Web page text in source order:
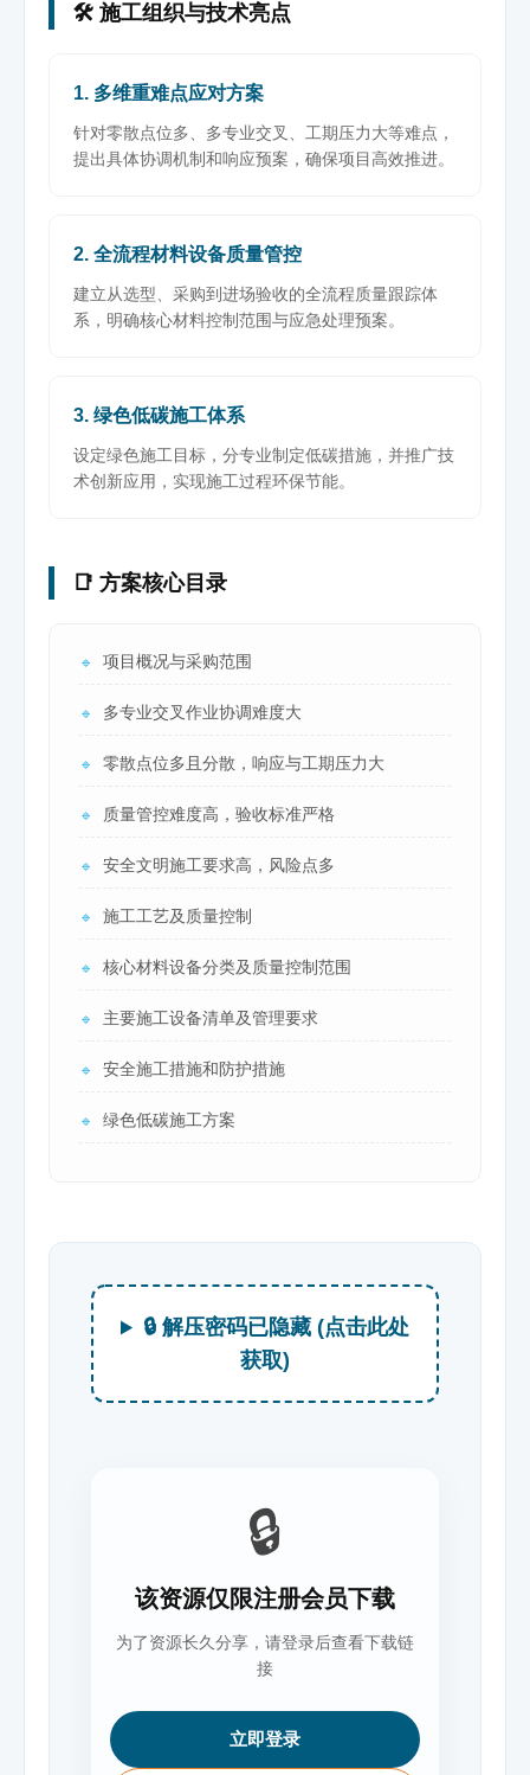
🛠️ 施工组织与技术亮点
1. 多维重难点应对方案
针对零散点位多、多专业交叉、工期压力大等难点，
提出具体协调机制和响应预案，确保项目高效推进。
2. 全流程材料设备质量管控
建立从选型、采购到进场验收的全流程质量跟踪体
系，明确核心材料控制范围与应急处理预案。
3. 绿色低碳施工体系
设定绿色施工目标，分专业制定低碳措施，并推广技
术创新应用，实现施工过程环保节能。
📑 方案核心目录
🔹 项目概况与采购范围
🔹 多专业交叉作业协调难度大
🔹 零散点位多且分散，响应与工期压力大
🔹 质量管控难度高，验收标准严格
🔹 安全文明施工要求高，风险点多
🔹 施工工艺及质量控制
🔹 核心材料设备分类及质量控制范围
🔹 主要施工设备清单及管理要求
🔹 安全施工措施和防护措施
🔹 绿色低碳施工方案
🔒 解压密码已隐藏 (点击此处
获取)
🔒
该资源仅限注册会员下载
为了资源长久分享，请登录后查看下载链
接
立即登录